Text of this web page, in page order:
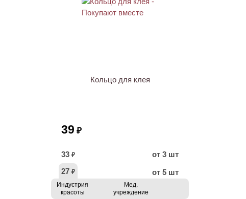
Кольцо для клея
39 ₽
33 ₽
от 3 шт
27 ₽ от 5 шт
Индустрия
красоты
Мед.
учреждение